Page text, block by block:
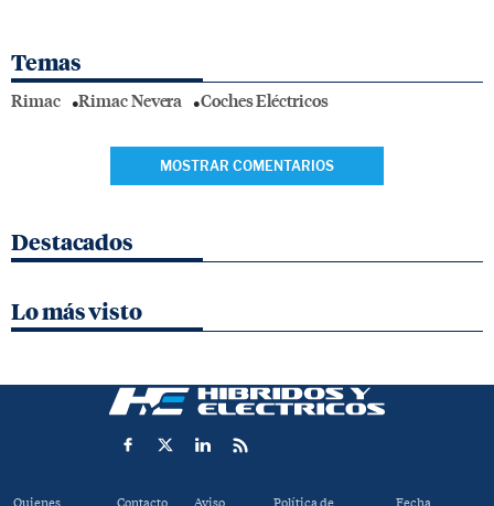
Temas
Rimac Rimac Nevera Coches Eléctricos
MOSTRAR COMENTARIOS
Destacados
Lo más visto
Quienes Contacto Aviso Política de Fecha